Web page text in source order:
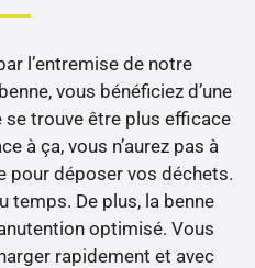
l’entremise de notre
vous bénéficiez d’une
trouve être plus efficace
à ça, vous n’aurez pas à
pour déposer vos déchets.
temps. De plus, la benne
optimisé. Vous
rapidement et avec